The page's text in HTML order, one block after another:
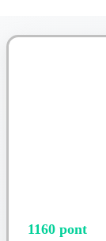
1160 pont